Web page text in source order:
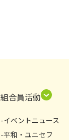
組合員活動
イベントニュース
平和・ユニセフ